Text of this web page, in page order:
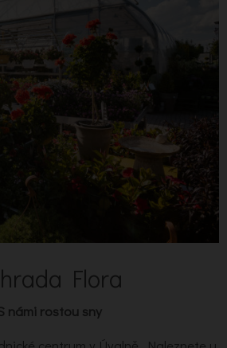
Flora
námi rostou sny